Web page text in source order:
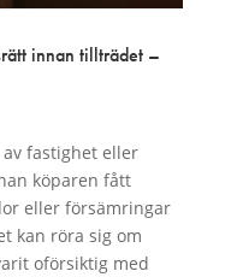
innan tillträdet –
fastighet eller
köparen fått
eller försämringar
kan röra sig om
oförsiktig med